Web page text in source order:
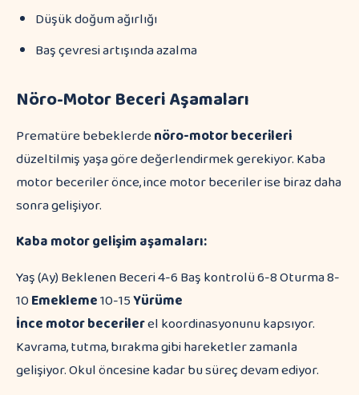
Düşük doğum ağırlığı
Baş çevresi artışında azalma
Nöro-Motor Beceri Aşamaları
Prematüre bebeklerdenöro-motor becerileri
düzeltilmiş yaşa göre değerlendirmek gerekiyor. Kaba
motor beceriler önce, ince motor beceriler ise biraz daha
sonra gelişiyor.
Kaba motor gelişim aşamaları:
Yaş (Ay) Beklenen Beceri 4-6 Baş kontrolü 6-8 Oturma 8-
10Emekleme10-15Yürüme
İnce motor becerilerel koordinasyonunu kapsıyor.
Kavrama, tutma, bırakma gibi hareketler zamanla
gelişiyor. Okul öncesine kadar bu süreç devam ediyor.